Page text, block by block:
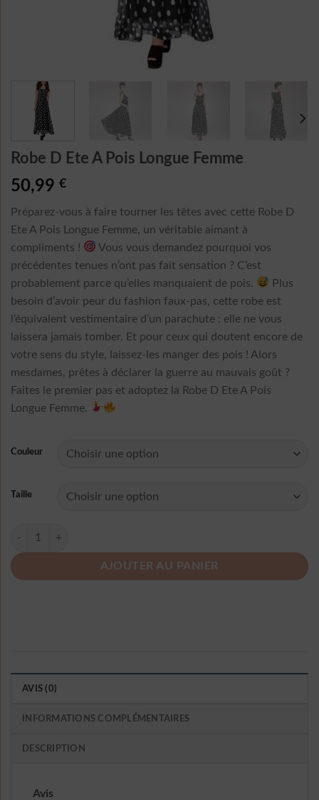
Robe D Ete A Pois Longue Femme
50,99 €
Préparez-vous à faire tourner les têtes avec cette Robe D
Ete A Pois Longue Femme, un véritable aimant à
compliments !
Vous vous demandez pourquoi vos
précédentes tenues n’ont pas fait sensation ? C’est
probablement parce qu’elles manquaient de pois.
Plus
besoin d’avoir peur du fashion faux-pas, cette robe est
l’équivalent vestimentaire d’un parachute : elle ne vous
laissera jamais tomber. Et pour ceux qui doutent encore de
votre sens du style, laissez-les manger des pois ! Alors
mesdames, prêtes à déclarer la guerre au mauvais goût ?
Faites le premier pas et adoptez la Robe D Ete A Pois
Longue Femme.
Couleur
Taille
quantité de Robe D Ete A Pois Longue Femme
AJOUTER AU PANIER
AVIS (0)
INFORMATIONS COMPLÉMENTAIRES
DESCRIPTION
Avis